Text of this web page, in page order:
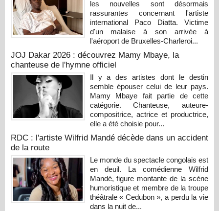
les nouvelles sont désormais
rassurantes concernant l'artiste
international Paco Diatta. Victime
d'un malaise à son arrivée à
l'aéroport de Bruxelles-Charleroi...
JOJ Dakar 2026 : découvrez Mamy Mbaye, la
chanteuse de l'hymne officiel
Il y a des artistes dont le destin
semble épouser celui de leur pays.
Mamy Mbaye fait partie de cette
catégorie. Chanteuse, auteure-
compositrice, actrice et productrice,
elle a été choisie pour...
RDC : l'artiste Wilfrid Mandé décède dans un accident
de la route
Le monde du spectacle congolais est
en deuil. La comédienne Wilfrid
Mandé, figure montante de la scène
humoristique et membre de la troupe
théâtrale « Cedubon », a perdu la vie
dans la nuit de...